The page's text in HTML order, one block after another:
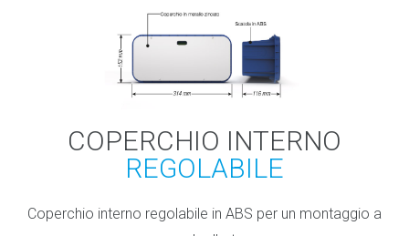
COPERCHIO INTERNO
REGOLABILE
Coperchio interno regolabile in ABS per un montaggio a